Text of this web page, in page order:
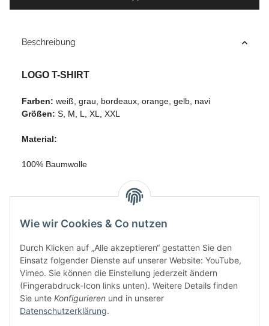
Beschreibung
LOGO T-SHIRT
Farben: weiß, grau, bordeaux, orange, gelb, navi
Größen: S, M, L, XL, XXL
Material:
100% Baumwolle
Wie wir Cookies & Co nutzen
Durch Klicken auf „Alle akzeptieren“ gestatten Sie den
Einsatz folgender Dienste auf unserer Website: YouTube,
Vimeo. Sie können die Einstellung jederzeit ändern
(Fingerabdruck-Icon links unten). Weitere Details finden
Sie unte Konfigurieren und in unserer
Datenschutzerklärung.